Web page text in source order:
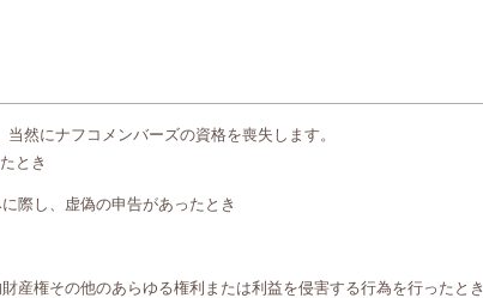
然にナフコメンバーズの資格を喪失します。
とき
際し、虚偽の申告があったとき
産権その他のあらゆる権利または利益を侵害する行為を行ったとき